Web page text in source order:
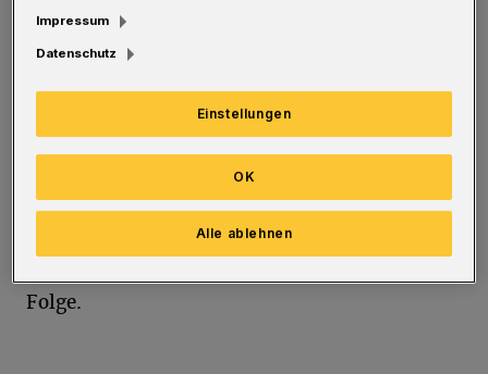
knapp hinter Köln. Schollens aktueller
"Hotelmarkt NRW"-Report sieht im Tal vor
allem in der jüngeren Vergangenheit eine
dynamische Entwicklung. 2014 wurde mit
rund 545.000 Übernachtungen erneut ein
Folge.
Impressum
Datenschutz
Einstellungen
Alle ablehnen
OK